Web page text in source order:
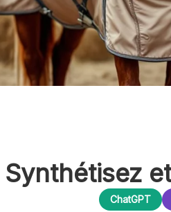
Synthétisez
ChatGPT